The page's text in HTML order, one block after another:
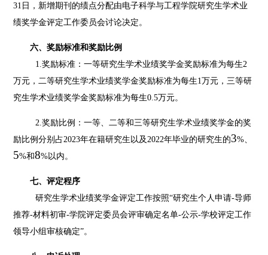
31日，新增期刊 的绩点分配由电子科学与工程学院研究生学术业
绩奖学金评定工作委员会讨论决定 。
六、奖励标准和奖励比例
1.奖励标准：一等研究生学术业绩奖学金奖励标准为每生2
万元，二等研究生学术业绩奖学金奖励标准为每生1万元，三等研
究生学术业绩奖学金奖励标准为每生0.5万元。
2.奖励比例：一等、二等和三等研究生学术业绩奖学金的奖
励比例分别占2023年在籍研究生以及2022年毕业的研究生的3%、
5%和8%以内。
七、评定程序
研究生学术业绩奖学金评定工作按照“研究生个人申请-导师
推荐-材料初审-学院评定委员会评审确定名单-公示-学校评定工作
领导小组审核确定”。